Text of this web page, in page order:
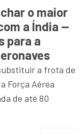
o maior
a Índia —
para a
a frota de
Força Aérea
de até 80